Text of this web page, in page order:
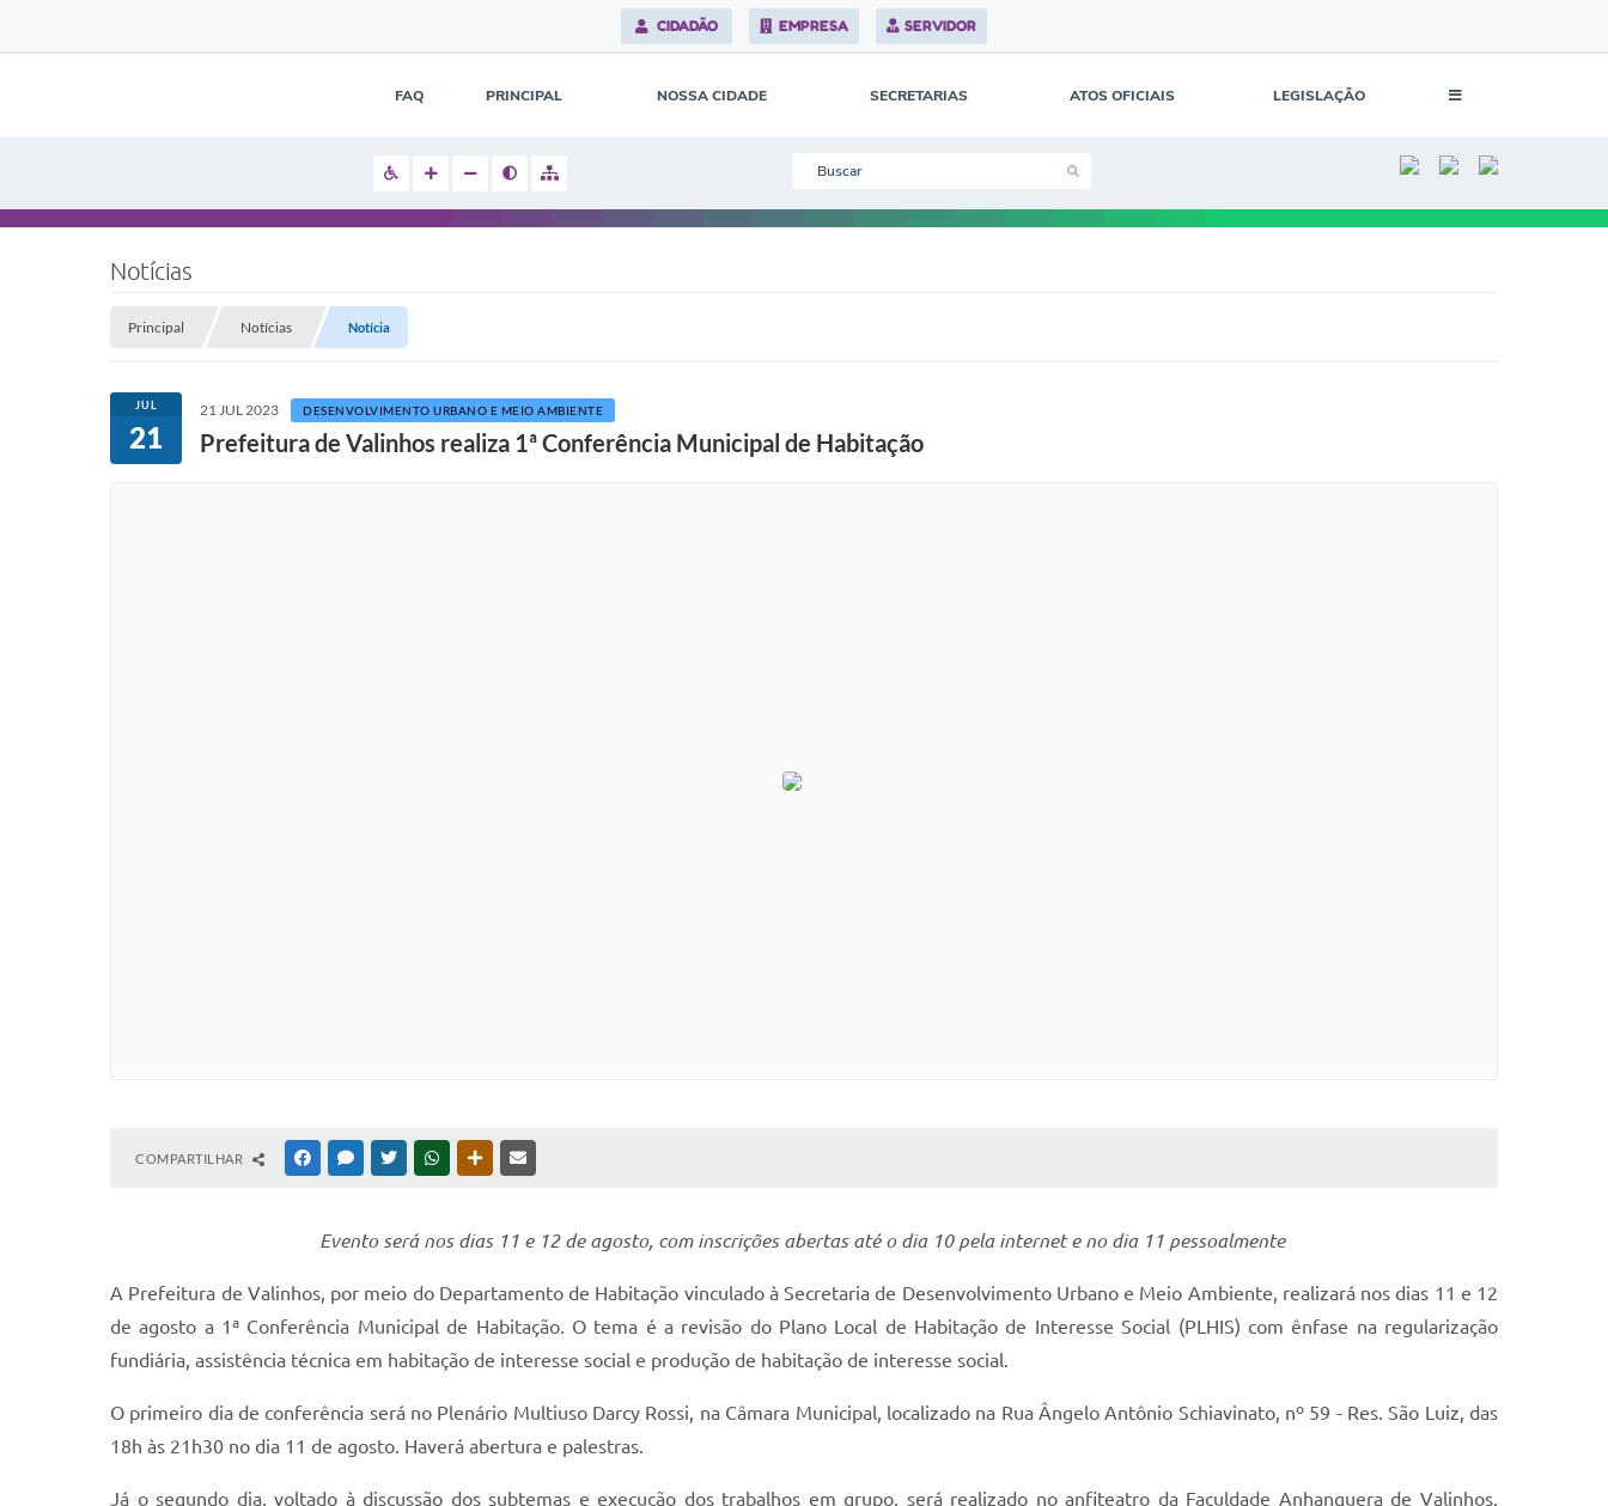
CIDADÃO EMPRESA SERVIDOR
FAQ PRINCIPAL NOSSA CIDADE SECRETARIAS ATOS OFICIAIS LEGISLAÇÃO
Notícias
Principal Notícias Notícia
JUL
21
21 JUL 2023 DESENVOLVIMENTO URBANO E MEIO AMBIENTE
Prefeitura de Valinhos realiza 1ª Conferência Municipal de Habitação
COMPARTILHAR FACEBOOKMESSENGER
TWITTERWHATSAPPOUTRAS MÍDIAS
Evento será nos dias 11 e 12 de agosto, com inscrições abertas até o dia 10 pela internet e no dia 11 pessoalmente
A Prefeitura de Valinhos, por meio do Departamento de Habitação vinculado à Secretaria de Desenvolvimento Urbano e Meio Ambiente, realizará nos dias 11 e 12
de agosto a 1ª Conferência Municipal de Habitação. O tema é a revisão do Plano Local de Habitação de Interesse Social (PLHIS) com ênfase na regularização
fundiária, assistência técnica em habitação de interesse social e produção de habitação de interesse social.
O primeiro dia de conferência será no Plenário Multiuso Darcy Rossi, na Câmara Municipal, localizado na Rua Ângelo Antônio Schiavinato, nº 59 - Res. São Luiz, das
18h às 21h30 no dia 11 de agosto. Haverá abertura e palestras.
Já o segundo dia, voltado à discussão dos subtemas e execução dos trabalhos em grupo, será realizado no anfiteatro da Faculdade Anhanguera de Valinhos,